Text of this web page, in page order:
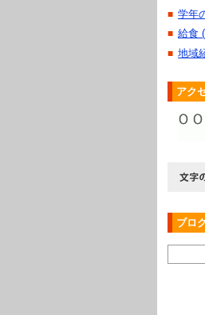
■ 学年
■ 給食
■ 地域
アク
ブロ